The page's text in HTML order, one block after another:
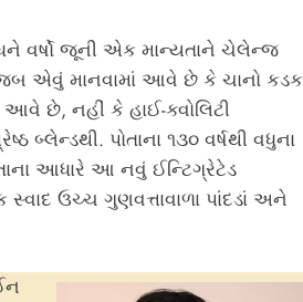
વર્ષો જૂની એક માન્યતાને ચેલેન્જ
એવું માનવામાં આવે છે કે ચાનો કડક
આવે છે, નહીં કે હાઈ-ક્વોલિટી
બ્લેન્ડથી. પોતાના ૧૩૦ વર્ષથી વધુના
આધારે આ નવું ઈન્ટિગ્રેટેડ
ઉચ્ચ ગુણવત્તાવાળા પાંદડાં અને